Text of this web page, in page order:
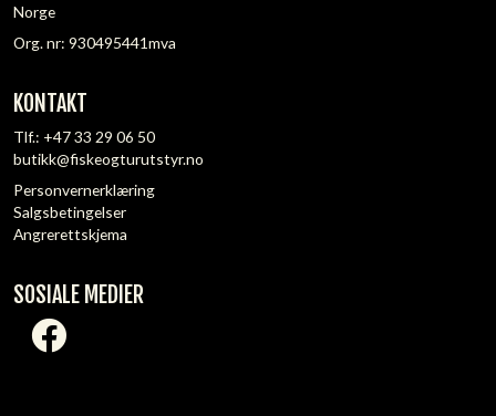
Norge
Org. nr: 930495441mva
KONTAKT
Tlf.: +47 33 29 06 50
butikk@fiskeogturutstyr.no
Personvernerklæring
Salgsbetingelser
Angrerettskjema
SOSIALE MEDIER